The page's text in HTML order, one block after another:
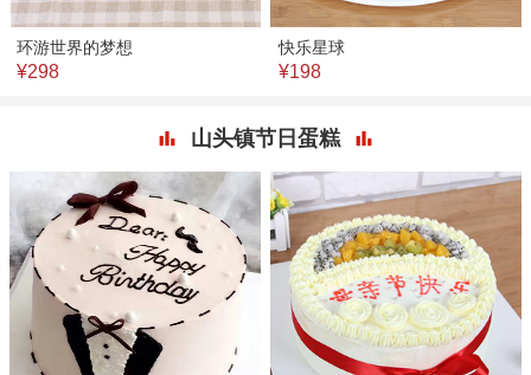
环游世界的梦想
¥298
快乐星球
¥198
山头镇节日蛋糕